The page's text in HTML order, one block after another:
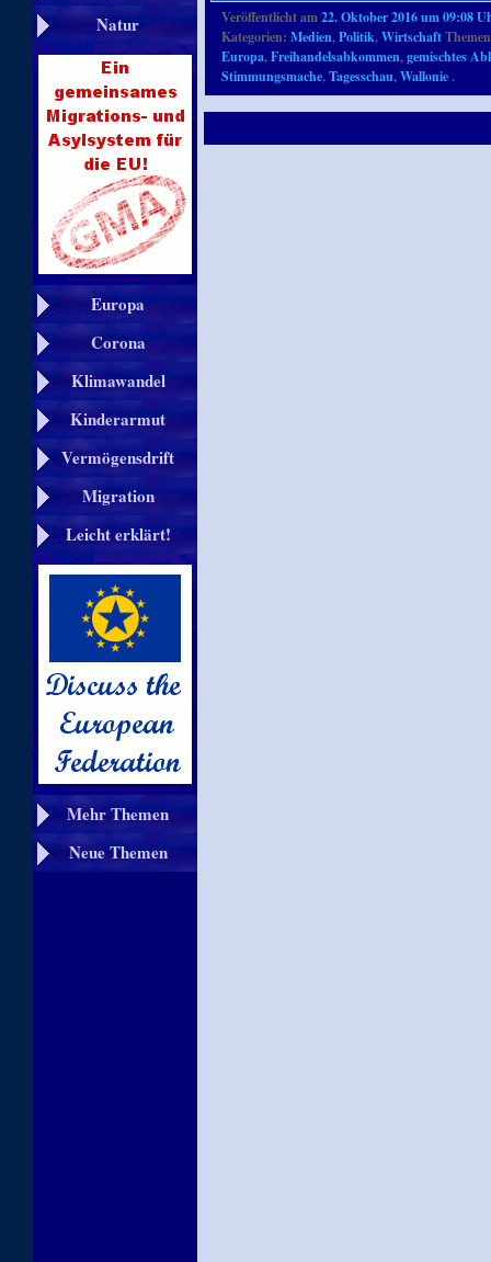
Natur
Europa
Corona
Klimawandel
Kinderarmut
Vermögensdrift
Migration
Leicht erklärt!
Mehr Themen
Neue Themen
Veröffentlicht am22. Oktober 2016 um 09:08
Kategorien:Medien,Politik,Wirtschaft
Europa,Freihandelsabkommen,gemischtes
Stimmungsmache,Tagesschau,Wallonie.